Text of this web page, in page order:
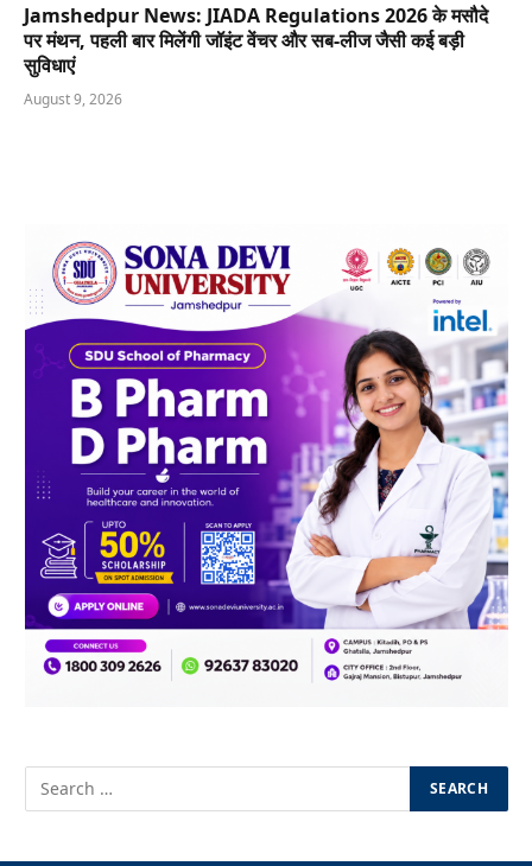
Jamshedpur News: JIADA Regulations 2026 के मसौदे
पर मंथन, पहली बार मिलेंगी जॉइंट वेंचर और सब-लीज जैसी कई बड़ी
सुविधाएं
August 9, 2026